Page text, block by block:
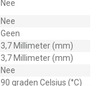
Nee
Nee
Geen
3,7 Millimeter (mm)
3,7 Millimeter (mm)
Nee
90 graden Celsius (°C)